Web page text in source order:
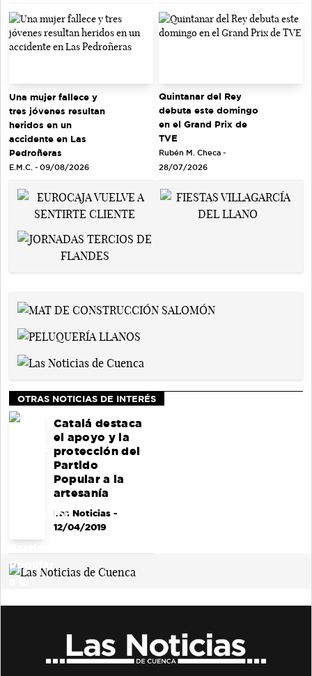
Una mujer fallece y
tres jóvenes resultan
heridos en un
accidente en Las
Pedroñeras
E.M.C. - 09/08/2026
Quintanar del Rey
debuta este domingo
en el Grand Prix de
TVE
Rubén M. Checa -
28/07/2026
OTRAS NOTICIAS DE INTERÉS
Catalá destaca
el apoyo y la
protección del
Partido
Popular a la
artesanía
Las Noticias-
12/04/2019